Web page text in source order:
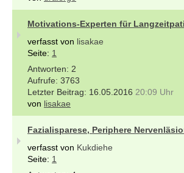
Motivations-Experten für
verfasst von lisakae
Seite: 1
2
3763
16.05.2016 20:09 Uhr
von lisakae
Fazialisparese, Periphere
verfasst von Kukdiehe
Seite: 1